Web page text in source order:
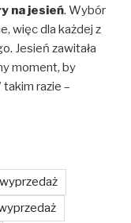
na jesień. Wybór
więc dla każdej z
Jesień zawitała
moment, by
razie –